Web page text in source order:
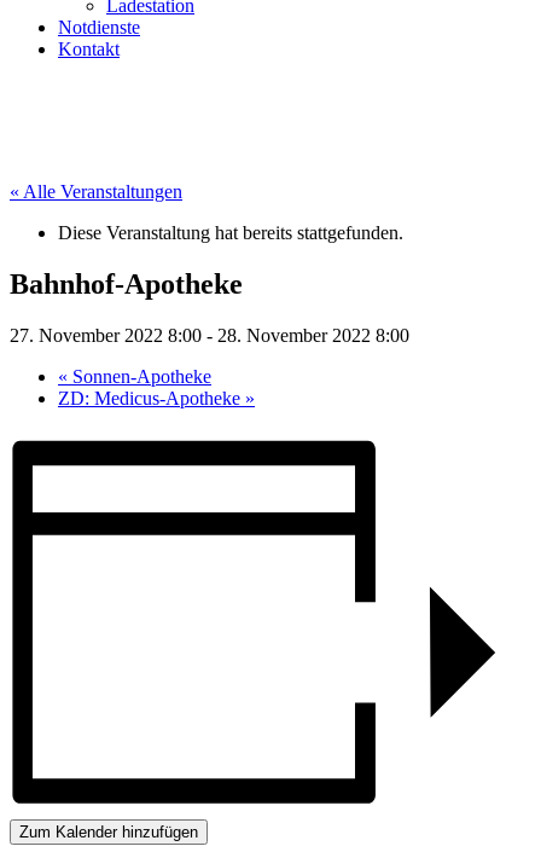
Ladestation
Notdienste
Kontakt
« Alle Veranstaltungen
Diese Veranstaltung hat bereits stattgefunden.
Bahnhof-Apotheke
27. November 2022 8:00 - 28. November 2022 8:00
« Sonnen-Apotheke
ZD: Medicus-Apotheke »
Zum Kalender hinzufügen